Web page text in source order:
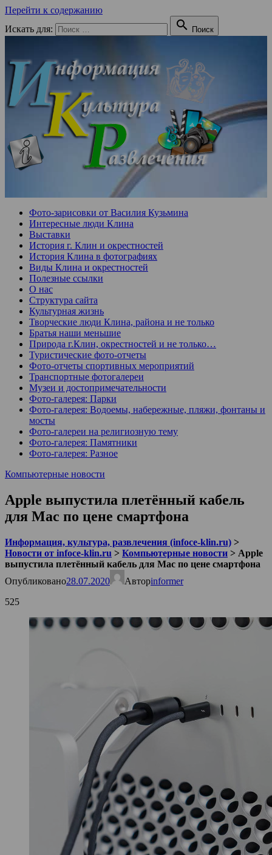
Перейти к содержанию
Искать для:
 Поиск
Фото-зарисовки от Василия Кузьмина
Интересные люди Клина
Выставки
История г. Клин и окрестностей
История Клина в фотографиях
Виды Клина и окрестностей
Полезные ссылки
О нас
Структура сайта
Культурная жизнь
Творческие люди Клина, района и не только
Братья наши меньшие
Природа г.Клин, окрестностей и не только…
Туристические фото-отчеты
Фото-отчеты спортивных мероприятий
Транспортные фотогалереи
Музеи и достопримечательности
Фото-галерея: Парки
Фото-галерея: Водоемы, набережные, пляжи, фонтаны и
мосты
Фото-галереи на религиозную тему
Фото-галерея: Памятники
Фото-галерея: Разное
Компьютерные новости
Apple выпустила плетённый кабель
для Mac по цене смартфонa
Информация, культура, развлечения (infoce-klin.ru) >
Новости от infoce-klin.ru > Компьютерные новости > Apple
выпустила плетённый кабель для Mac по цене смартфонa
Опубликовано28.07.2020 Авторinformer
525